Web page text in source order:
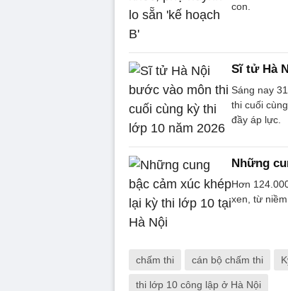
con.
Sĩ tử Hà
Sáng nay
thi cuối
đầy áp lực.
Những
Hơn
xen, từ
chấm thi cán bộ chấm thi
thi lớp 10 công lập ở Hà Nội